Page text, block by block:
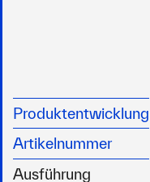
an der
hervorragende
EZpulley™
Losmachen der
gewährt
Außenborder
mehr
Produktentwicklung
Artikelnummer
Ausführung